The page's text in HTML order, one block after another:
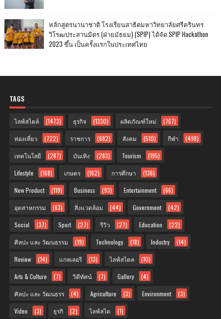
หลักสูตรนานาชาติ โรงเรียนสาธิตมหาวิทยาลัยศรีครินทร
วิโรฒประสานมิตร (ฝ่ายมัธยม) (SPIP) ได้จัด SPIP Hackathon
2023 ขึ้น เป็นครั้งแรกในประเทศไทย
TAGS
ไลฟ์สไตล์ (1473) ธุรกิจ (1330) ผลิตภัณฑ์ใหม่ (767)
ท่องเที่ยว (722) ราชการ (682) สังคม (510) กีฬา (498)
เทคโนโลยี (287) บันเทิง (283) Tourism (195)
Lifestyle (168) เกษตร (162) การศึกษา (136)
New Product (119) Business (93) Entertainment (66)
อุตสาหกรรม (63) สิ่งแวดล้อม (44) Government (42)
Social (37) Sport (27) รีวิว (27) Education (22)
ศิลปะ และ วัฒนธรรม (19) Technology (18) Industry (14)
Review (14) แกลเลอรี (13) ไลฟ์สไตล (10)
Arts & Culture (7) วิดีทัศน์ (7) Gallery (4)
ศิลปะ และ วัฒนธรร (4) Agriculture (3) Environment (3)
Video (3) ธุรกิ (2) ไลฟ์สไต (1)